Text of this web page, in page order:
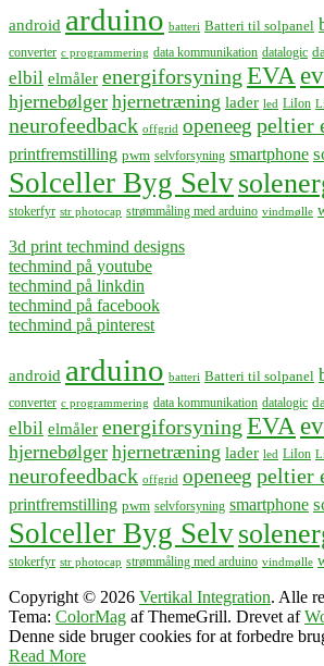
android arduino batteri Batteri til solpanel
converter c programmering data kommunikation datalogic
elbil elmåler energiforsyning EVA
hjernebølger hjernetræning lader led LiIon
neurofeedback offgrid openeeg peltier
printfremstilling pwm selvforsyning smartphone
Solceller Byg Selv
stokerfyr str photocap strømmåling med arduino vindmølle
3d print techmind designs
techmind på youtube
techmind på linkdin
techmind på facebook
techmind på pinterest
android arduino batteri Batteri til solpanel
converter c programmering data kommunikation datalogic
elbil elmåler energiforsyning EVA
hjernebølger hjernetræning lader led LiIon
neurofeedback offgrid openeeg peltier
printfremstilling pwm selvforsyning smartphone
Solceller Byg Selv
stokerfyr str photocap strømmåling med arduino vindmølle
Copyright © 2026 Vertikal Integration. Alle
Tema: ColorMag af ThemeGrill. Drevet af
Denne side bruger cookies for at forbedre
Read More